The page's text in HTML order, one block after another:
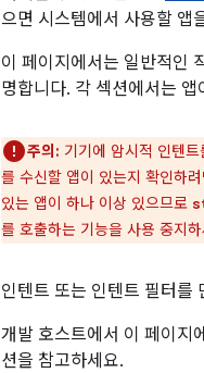
으면 시스템에서 사용할 앱
이 페이지에서는 일반적인
명합니다. 각 섹션에서는
주의: 기기에 암시적 인텐
를 수신할 앱이 있는지 확인하려
있는 앱이 하나 이상 있으므로
를 호출하는 기능을 사용 중지
인텐트 또는 인텐트 필터를
개발 호스트에서 이 페이지
션을 참고하세요.